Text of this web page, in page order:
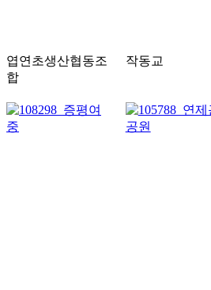
엽연초생산협동조
합
작동교